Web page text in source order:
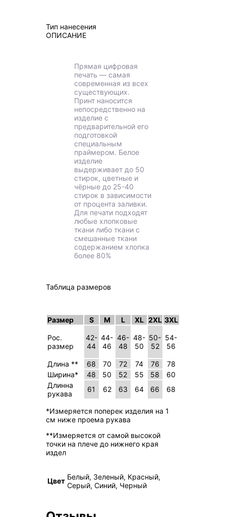
Тип нанесения
ОПИСАНИЕ
Прямая цифровая
печать — самая
современная из всех
существующих.
Принт наносится
непосредственно на
изделие с
предварительной его
подготовкой
специальным
праймером. Белое
изделие
выдерживает до 50
стирок, цветные и
чёрные до 25-40
стирок в зависимости
от процента заливки.
Для печати подходят
любые хлопковые
ткани либо ткани с
смешанные ткани
содержанием хлопка
более 80%
Таблица размеров
Размер S M L XL 2XL 3XL
Рос.
размер
42-
44
44-
46
46-
48
48-
50
50-
52
54-
56
Длина ** 68 70 72 74 76
78
Ширина*
48 50 52 55 58
60
Длинна
рукава
61 62 63 64 66 68
*Измеряется поперек изделия на 1
см ниже проема рукава
**Измеряется от самой высокой
точки на плече до нижнего края
издел
Цвет Белый, Зеленый, Красный,
Серый, Синий, Черный